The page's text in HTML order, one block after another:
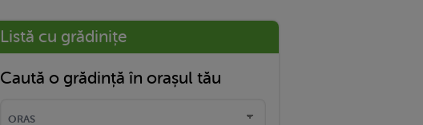
Listă cu grădinițe
Caută o grădință în orașul tău